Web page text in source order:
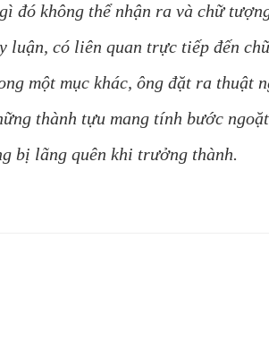
đó không thể nhận ra và chữ
luận, có liên quan trực tiếp đến
một mục khác, ông đặt ra thuật
thành tựu mang tính bước
bị lãng quên khi trưởng thành.